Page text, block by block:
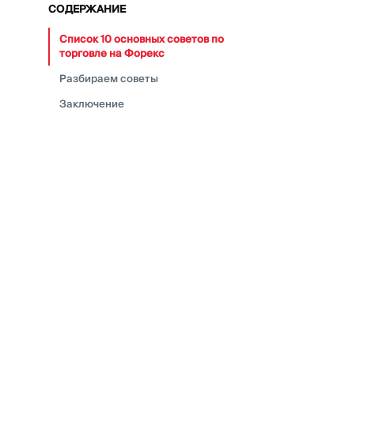
СОДЕРЖАНИЕ
Список 10 основных советов по
торговле наФорекс
Разбираемсоветы
Заключение